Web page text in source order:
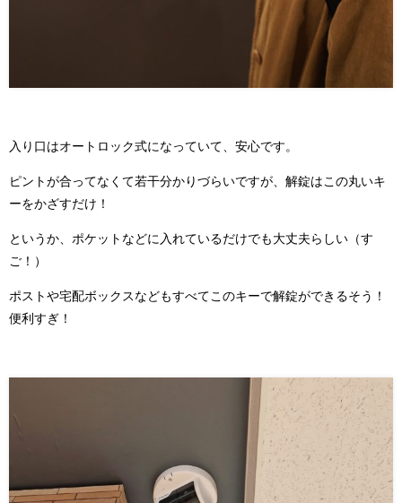
入り口はオートロック式になっていて、安心です。
ピントが合ってなくて若干分かりづらいですが、解錠はこの丸いキ
ーをかざすだけ！
というか、ポケットなどに入れているだけでも大丈夫らしい（す
ご！）
ポストや宅配ボックスなどもすべてこのキーで解錠ができるそう！
便利すぎ！